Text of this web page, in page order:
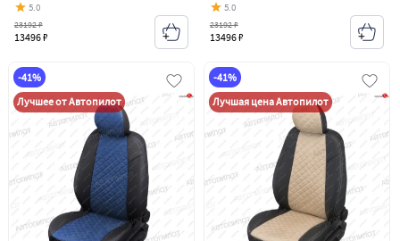
5.0
13496 ₽
23192 ₽
5.0
13496 ₽
23192 ₽
-41%
Лучшее от Автопилот
-41%
Лучшая цена Автопилот